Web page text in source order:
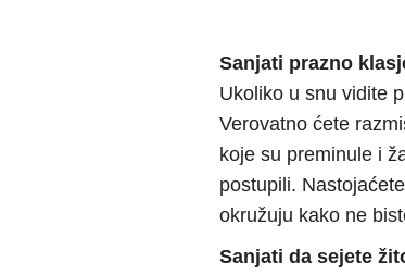
Sanjati prazno
Ukoliko u snu vidite
Verovatno ćete
koje su preminule i
postupili.
okružuju kako ne
Sanjati da sejete